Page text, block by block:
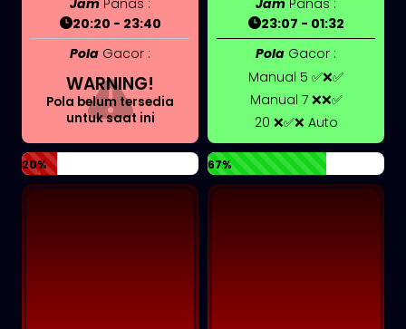
Jam Panas :
20:20 - 23:40
Pola Gacor :
WARNING!
Pola belum tersedia
untuk saat ini
20%
Jam Panas :
23:07 - 01:32
Pola Gacor :
Manual 5 ✅❌✅
Manual 7 ❌❌✅
20 ❌✅❌ Auto
67%